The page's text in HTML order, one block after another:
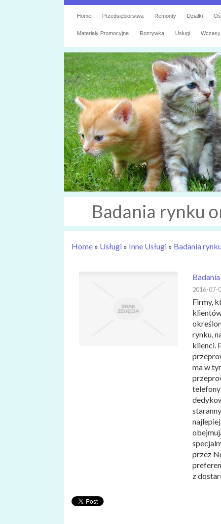
Home Przedsiębiorstwa Remonty Działki
Materiały Promocyjne Rozrywka Usługi Wczasy
Badania rynku
Home » Usługi » Inne Usługi » Badania
2016-07-
Firmy,
rynku,
klienci.
ma w
przez
z